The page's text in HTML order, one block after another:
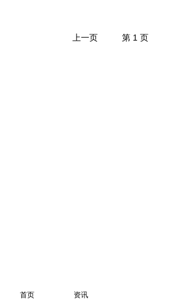
上一页 第 1 页
首页 资讯